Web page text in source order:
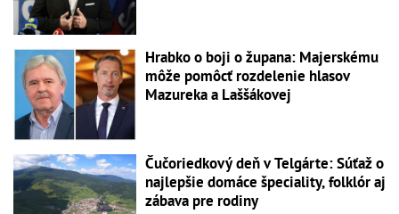
Hrabko o boji o župana: Majerskému
môže pomôcť rozdelenie hlasov
Mazureka a Laššákovej
Čučoriedkový deň v Telgárte: Súťaž o
najlepšie domáce špeciality, folklór aj
zábava pre rodiny